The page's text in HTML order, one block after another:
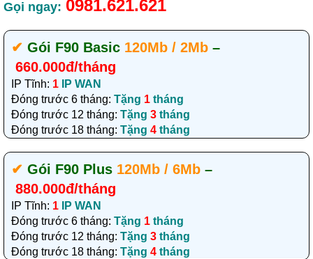
Gọi ngay: 0981.621.621
✔‎ Gói F90 Basic 120Mb / 2Mb –
660.000đ/tháng
IP Tĩnh: 1 IP WAN
Đóng trước 6 tháng: Tặng 1 tháng
Đóng trước 12 tháng: Tặng 3 tháng
Đóng trước 18 tháng: Tặng 4 tháng
✔‎ Gói F90 Plus 120Mb / 6Mb –
880.000đ/tháng
IP Tĩnh: 1 IP WAN
Đóng trước 6 tháng: Tặng 1 tháng
Đóng trước 12 tháng: Tặng 3 tháng
Đóng trước 18 tháng: Tặng 4 tháng